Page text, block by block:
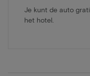
Je kunt de auto
het hotel.